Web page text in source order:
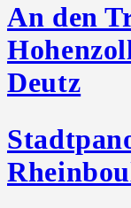
An den
Deutz